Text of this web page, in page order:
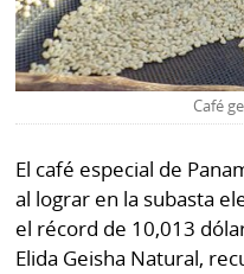
Café
El café especial de
al lograr en la subasta
el récord de 10,013
Elida Geisha Natural,